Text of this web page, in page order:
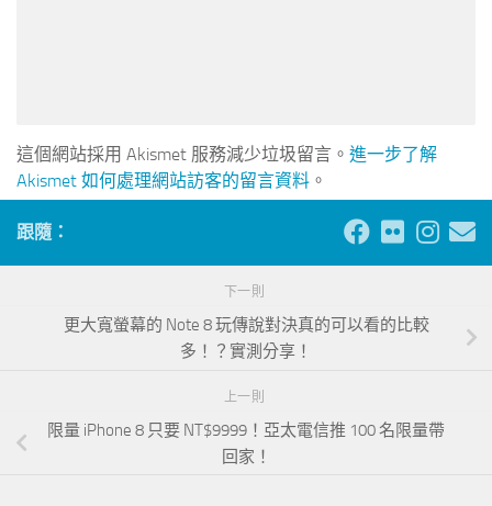
這個網站採用 Akismet 服務減少垃圾留言。 進一步了解
Akismet 如何處理網站訪客的留言資料 。
跟隨：
下一則
更大寬螢幕的 Note 8 玩傳說對決真的可以看的比較
多！？實測分享！
上一則
限量 iPhone 8 只要 NT$9999！亞太電信推 100 名限量帶
回家！